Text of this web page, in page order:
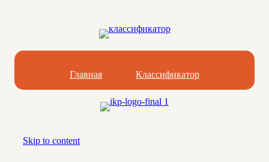
Главная Классификатор
Skip to content